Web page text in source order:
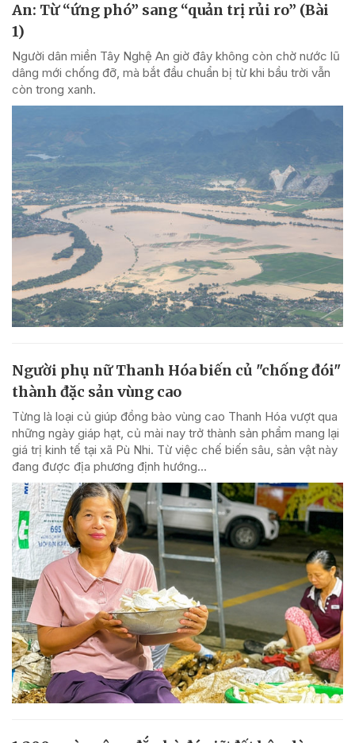
An: Từ “ứng phó” sang “quản trị rủi ro” (Bài
1)
Người dân miền Tây Nghệ An giờ đây không còn chờ nước lũ
dâng mới chống đỡ, mà bắt đầu chuẩn bị từ khi bầu trời vẫn
còn trong xanh.
Người phụ nữ Thanh Hóa biến củ "chống đói"
thành đặc sản vùng cao
Từng là loại củ giúp đồng bào vùng cao Thanh Hóa vượt qua
những ngày giáp hạt, củ mài nay trở thành sản phẩm mang lại
giá trị kinh tế tại xã Pù Nhi. Từ việc chế biến sâu, sản vật này
đang được địa phương định hướng...